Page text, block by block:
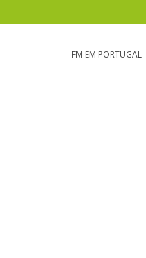
FM EM PORTUGAL